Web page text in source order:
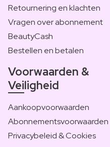
Retournering en klachten
Vragen over abonnement
BeautyCash
Bestellen en betalen
Voorwaarden &
Veiligheid
Aankoopvoorwaarden
Abonnementsvoorwaarden
Privacybeleid & Cookies